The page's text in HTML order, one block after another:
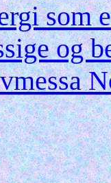
som
og